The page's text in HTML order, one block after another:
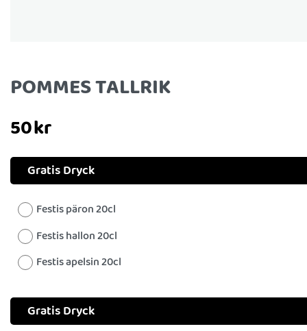
POMMES TALLRIK
50kr
Gratis Dryck
Festis päron 20cl
Festis hallon 20cl
Festis apelsin 20cl
Gratis Dryck